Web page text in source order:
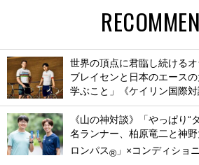
世界の頂点に君臨し続ける
ブレイセンと日本のエース
学ぶこと」《ケイリン国際対
《山の神対談》「やっぱり“
名ランナー、柏原竜二と神
ロンパス® 」×コンディショ